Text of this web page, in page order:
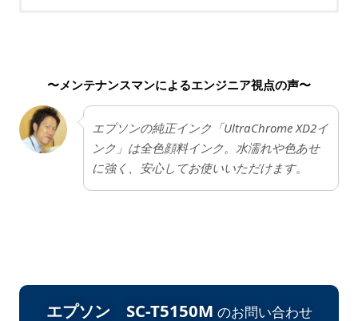
になります。
〜メンテナンスマンによるエンジニア視点の声〜
エプソンの純正インク「UltraChrome XD2イ
ンク」は全色顔料インク。水濡れや色あせ
に強く、安心してお使いいただけます。
エプソン SC-T5150M のお問い合わせ